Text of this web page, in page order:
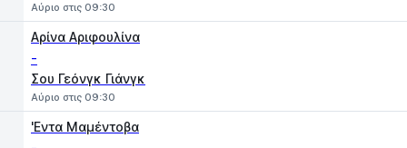
Αύριο στις 09:30
Αρίνα Αριφουλίνα
-
Σου Γεόνγκ Γιάνγκ
Αύριο στις 09:30
'Εντα Μαμέντοβα